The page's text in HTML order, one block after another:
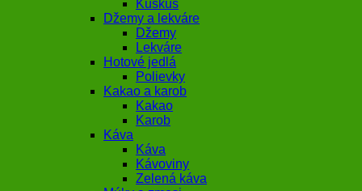
Kuskus
Džemy a lekváre
Džemy
Lekváre
Hotové jedlá
Polievky
Kakao a karob
Kakao
Karob
Káva
Káva
Kávoviny
Zelená káva